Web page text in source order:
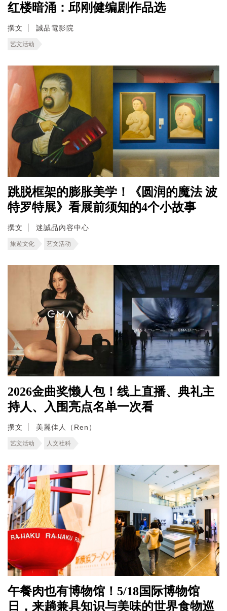
红楼暗涌：邱刚健编剧作品选
撰文 誠品電影院
艺文活动
跳脱框架的膨胀美学！《圆润的魔法 波
特罗特展》看展前须知的4个小故事
撰文 迷誠品內容中心
旅遊文化 艺文活动
2026金曲奖懒人包！线上直播、典礼主
持人、入围亮点名单一次看
撰文 美麗佳人（Ren）
艺文活动 人文社科
午餐肉也有博物馆！5/18国际博物馆
日，来趟兼具知识与美味的世界食物巡